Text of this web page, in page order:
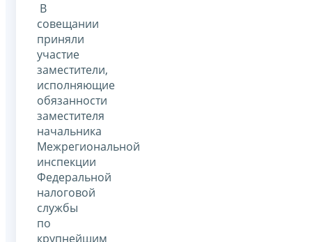
В
совещании
приняли
участие
заместители,
исполняющие
обязанности
заместителя
начальника
Межрегиональной
инспекции
Федеральной
налоговой
службы
по
крупнейшим